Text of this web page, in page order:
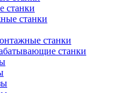
станки
станки
станки
станки